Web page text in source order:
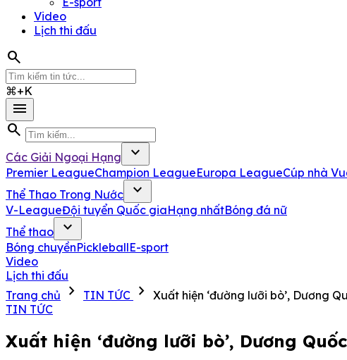
Video
Lịch thi đấu
search
⌘+K
menu
search
Các Giải Ngoại Hạng expand_more
Premier LeagueChampion LeagueEuropa LeagueCúp nhà
Thể Thao Trong Nước
expand_more
V-LeagueĐội tuyển Quốc giaHạng nhấtBóng đá nữ
Thể thao
expand_more
Bóng chuyềnPickleballE-sport
Video
Lịch thi đấu
Trang chủ
chevron_right TIN TỨC chevron_right Xuất hiện ‘đường lưỡi bò’, Dương
TIN TỨC
Xuất hiện ‘đường lưỡi bò’, Dương